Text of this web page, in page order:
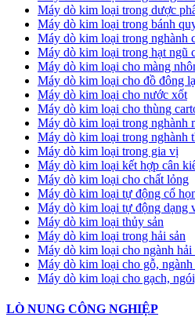
Máy dò kim loại trong dược
Máy dò kim loại trong bánh
Máy dò kim loại trong nghành
Máy dò kim loại trong hạt ngũ
Máy dò kim loại cho màng
Máy dò kim loại cho đồ đông
Máy dò kim loại cho nước xốt
Máy dò kim loại cho thùng
Máy dò kim loại trong nghành
Máy dò kim loại trong nghành
Máy dò kim loại trong gia vị
Máy dò kim loại kết hợp cân
Máy dò kim loại cho chất lỏng
Máy dò kim loại tự động cổ
Máy dò kim loại tự động dạng
Máy dò kim loại thủy sản
Máy dò kim loại trong hải sản
Máy dò kim loại cho ngành hải
Máy dò kim loại cho gỗ, ngành
Máy dò kim loại cho gạch,
LÒ NUNG CÔNG NGHIỆP